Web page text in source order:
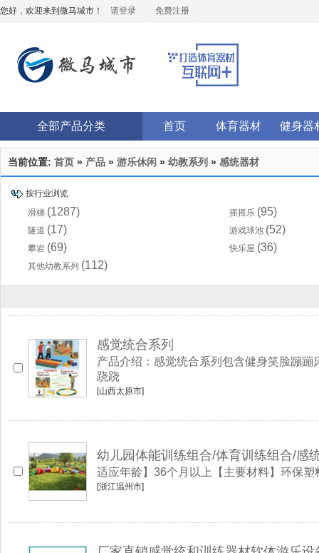
您好，欢迎来到微马城市！ 请登录 免费注册
全部产品分类 首页 体育器材 健身器
当前位置: 首页 » 产品 » 游乐休闲 » 幼教系列 » 感统器材
按行业浏览
滑梯 (1287) 摇摇乐 (95)
隧道 (17) 游戏球池 (52)
攀岩 (69) 快乐屋 (36)
其他幼教系列 (112)
感觉统合系列
产品介绍：感觉统合系列包含健身笑脸蹦
跷跷
[山西太原市]
幼儿园体能训练组合/体育训练组合/感
适应年龄】36个月以上【主要材料】环保
[浙江温州市]